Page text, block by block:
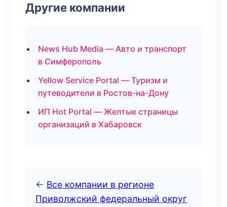
Другие компании
News Hub Media — Авто и транспорт
в Симферополь
Yellow Service Portal — Туризм и
путеводители в Ростов-на-Дону
ИП Hot Portal — Желтые страницы
организаций в Хабаровск
← Все компании в регионе
Приволжский федеральный округ